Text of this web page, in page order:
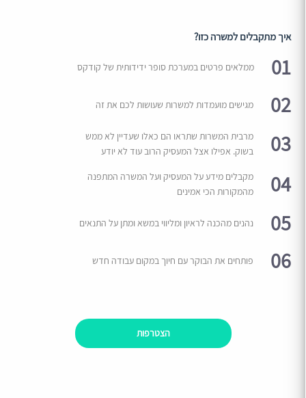
איך מתקבלים למשרה כזו?
01 ממלאים פרטים במערכת סופר ידידותית של קודקס
02 מגישים מועמדות למשרות שעושות לכם את זה
03
מרבית המשרות שתראו הם כאלו שעדיין לא ממש
בשוק. אפילו אצל המעסיק הרוב עוד לא יודע
04
מקבלים מידע על המעסיק ועל המשרה המתפנה
מהמקורות הכי אמינים
05 נהנים מהכנה לראיון ומליווי במשא ומתן על התנאים
06 פותחים את הבוקר עם חיוך במקום עבודה חדש
הצטרפות